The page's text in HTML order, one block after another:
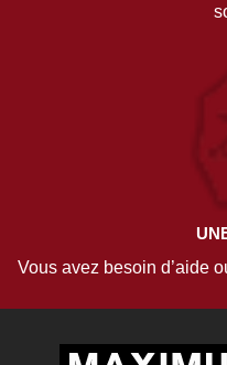
Vous avez besoin d’aide